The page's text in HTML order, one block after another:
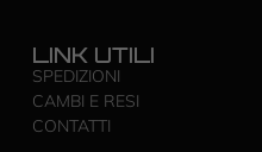
LINK UTILI
SPEDIZIONI
CAMBI E RESI
CONTATTI